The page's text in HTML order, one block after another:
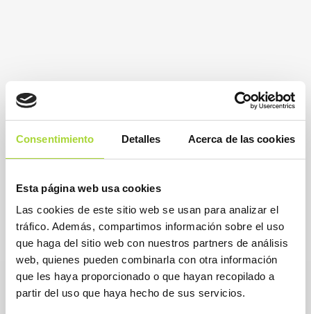
Consentimiento Detalles Acerca de las cookies
Esta página web usa cookies
Las cookies de este sitio web se usan para analizar el
tráfico. Además, compartimos información sobre el uso
que haga del sitio web con nuestros partners de análisis
web, quienes pueden combinarla con otra información
que les haya proporcionado o que hayan recopilado a
partir del uso que haya hecho de sus servicios.